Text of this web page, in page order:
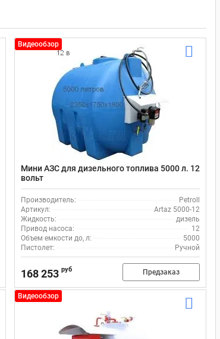
Видеообзор
Мини АЗС для дизельного топлива 5000 л. 12
вольт
Производитель:
Petroll
Артикул:
Artaz 5000-12
Жидкость:
дизель
Привод насоса:
12
Объем емкости до, л:
5000
Пистолет:
Ручной
168 253 руб Предзаказ
Видеообзор